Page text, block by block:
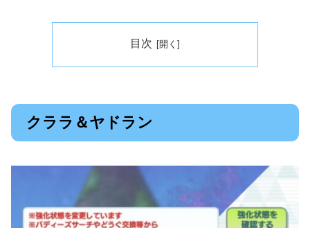
目次
クララ＆ヤドラン